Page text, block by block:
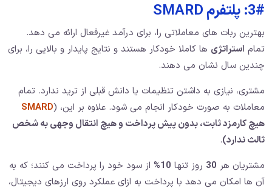
3#: پلتفرم SMARD
بهترین ربات های معاملاتی را، برای درآمد غیرفعال ارائه می دهد.
تمام استراتژی ها کاملا خودکار هستند و نتایج پایدار و بالایی را، برای
چندین سال نشان می دهند.
مشتری، نیازی به داشتن تنظیمات یا دانش قبلی از ترید ندارد. تمام
معاملات به صورت خودکار انجام می شود. علاوه بر این، (SMARD
هیچ کارمزد ثابت، بدون پیش پرداخت و هیچ انتقال وجهی به شخص
ثالث ندارد).
مشتریان هر 30 روز تنها 10%
از سود خود را پرداخت می کنند؛ که به
آن ها امکان می دهد با پرداخت به ازای عملکرد روی ارزهای دیجیتال،